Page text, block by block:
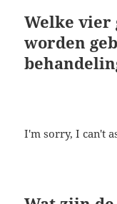
Welke vier
worden
I'm sorry, I can't